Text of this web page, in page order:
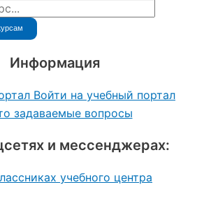
Информация
Войти на учебный портал
задаваемые вопросы
и мессенджерах: